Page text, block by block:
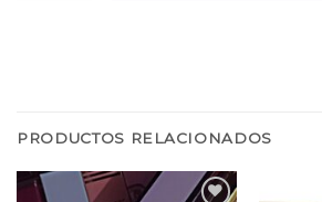
PRODUCTOS RELACIONADOS